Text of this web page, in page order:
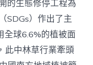
得
荒
涼
化
防
治
的生態修停工程為
SDGs）作出了主
球6.6%的植被面
此中林草行業牽頭